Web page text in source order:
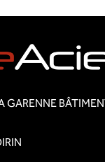
GARENNE